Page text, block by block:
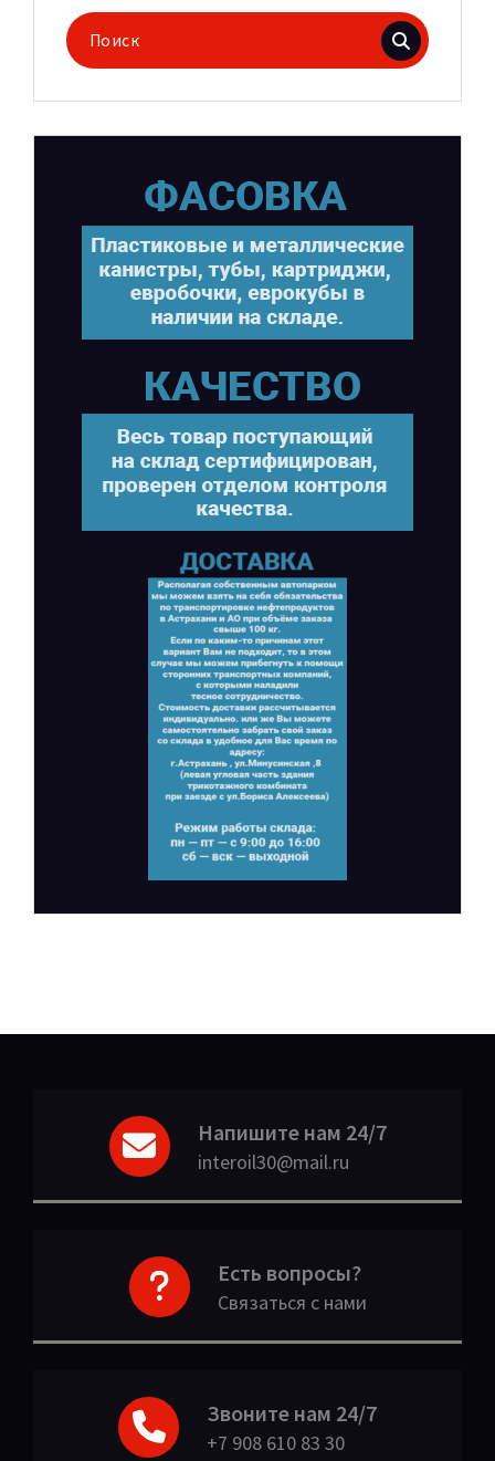
Поиск
для:
Напишите нам 24/7
interoil30@mail.ru
Есть вопросы?
Связаться с нами
Звоните нам 24/7
+7 908 610 83 30